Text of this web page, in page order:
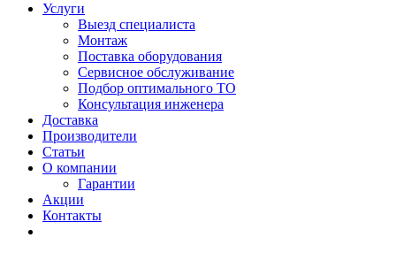
Услуги
Выезд специалиста
Монтаж
Поставка оборудования
Сервисное обслуживание
Подбор оптимального ТО
Консультация инженера
Доставка
Производители
Статьи
О компании
Гарантии
Акции
Контакты